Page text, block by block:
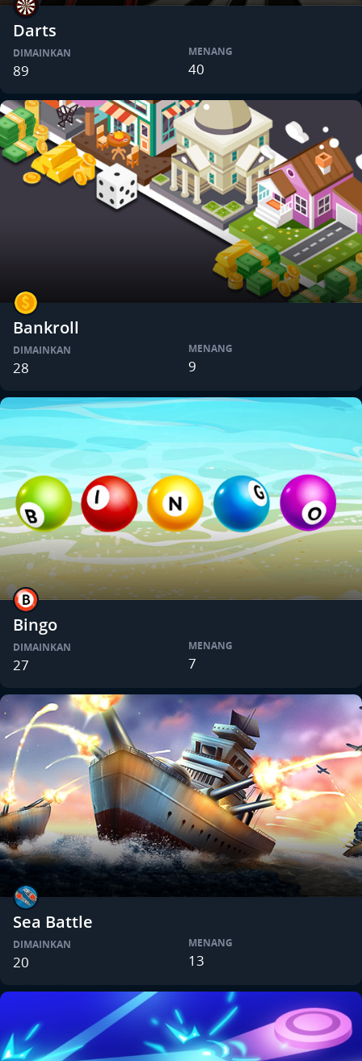
Darts
DIMAINKAN
89
MENANG
40
Bankroll
DIMAINKAN
28
MENANG
9
Bingo
DIMAINKAN
27
MENANG
7
Sea Battle
DIMAINKAN
20
MENANG
13